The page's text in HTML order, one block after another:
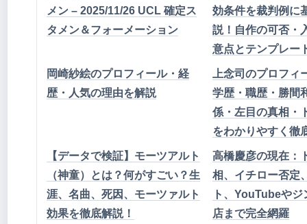
メン – 2025/11/26 UCL 確定ス
タメン＆フォーメーション
効条件を裁判例に
説！自作の可否・
意点とテンプレー
岡崎紗絵のプロフィール・経
歴・人気の理由を解説
上念司のプロフィ
学歴・職歴・勝間
係・左目の真相・
をわかりやすく徹
【データで検証】モーツアルト
（神童）とは？何がすごい？生
涯、名曲、死因、モーツァルト
効果を徹底解説！
高橋慶彦の現在：
相、イチロー否定
ト、YouTubeやジ
店まで完全網羅